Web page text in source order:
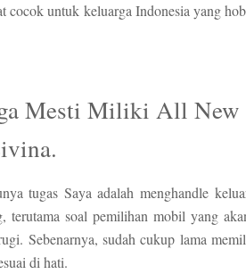
cocok untuk keluarga Indonesia yang
Mesti Miliki All New
tugas Saya adalah menghandle
terutama soal pemilihan mobil yang
Sebenarnya, sudah cukup lama
di hati.